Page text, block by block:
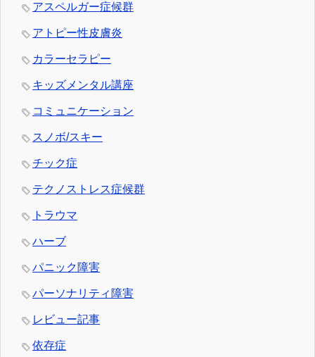
アスペルガー症候群
アトピー性皮膚炎
カラーセラピー
キッズメンタル講座
コミュニケーション
スノボ/スキー
チック症
テクノストレス症候群
トラウマ
ハーブ
パニック障害
パーソナリティ障害
レビュー記事
依存症